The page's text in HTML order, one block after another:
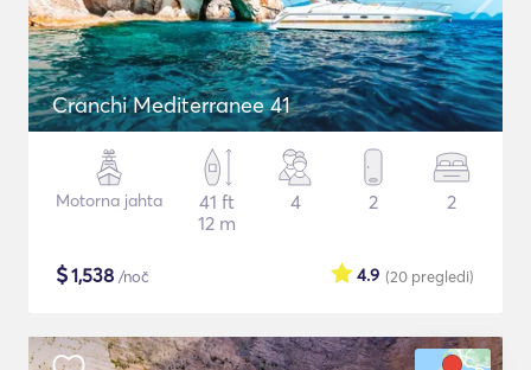
Cranchi Mediterranee 41
Motorna jahta
41 ft
12 m
4 2 2
$1,538 /noč (20 pregledi)
4.9